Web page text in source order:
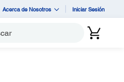
Acerca de Nosotros Iniciar Sesión